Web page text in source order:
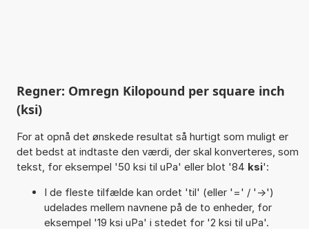
Regner: Omregn Kilopound per square inch
(ksi)
For at opnå det ønskede resultat så hurtigt som muligt er
det bedst at indtaste den værdi, der skal konverteres, som
tekst, for eksempel '50 ksi til uPa' eller blot '84 ksi':
I de fleste tilfælde kan ordet 'til' (eller '=' / '->')
udelades mellem navnene på de to enheder, for
eksempel '19 ksi uPa' i stedet for '2 ksi til uPa'.